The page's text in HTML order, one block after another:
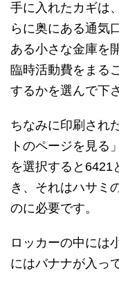
手に入れたカギは
らに奥にある通気
ある小さな金庫を
臨時活動費をまる
するかを選んで下
ちなみに印刷され
トのページを見る
を選択すると6421
き、それはハサミ
のに必要です。
ロッカーの中には
にはバナナが入っ